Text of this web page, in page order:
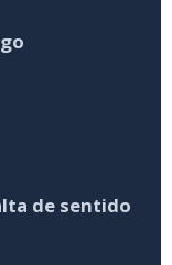
de sentido